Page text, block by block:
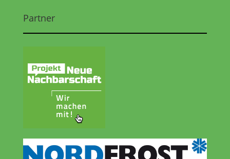
Partner